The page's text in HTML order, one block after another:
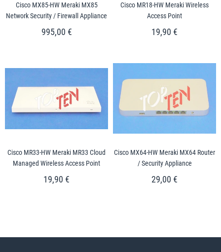
Cisco MX85-HW Meraki MX85
Network Security / Firewall Appliance
995,00 €
Cisco MR18-HW Meraki Wireless
Access Point
19,90 €
Cisco MR33-HW Meraki MR33 Cloud
Managed Wireless Access Point
19,90 €
Cisco MX64-HW Meraki MX64 Router
/ Security Appliance
29,00 €